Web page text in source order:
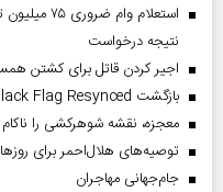
استعلام
نتیجه درخواست
اجیر کردن قاتل برای کشتن
بازگشت Black Flag Resynced خبری جذاب برای دوستداران بازی
معجزه، نقشه شوهرکشی را
توصیه‌های هلال‌احمر برای
جام‌جهانی مهاجران